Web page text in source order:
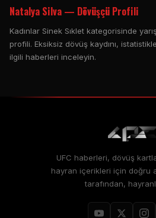
Natalya Silva — Dövüşçü Profili
Kadınlar Sinek Sıklet kategorisinde
profili. Eksiksiz dövüş kaydını,
ilgili haberleri inceleyin.
UFC haberleri, dövüş
hayran içerikleri için doğru
tarafından,